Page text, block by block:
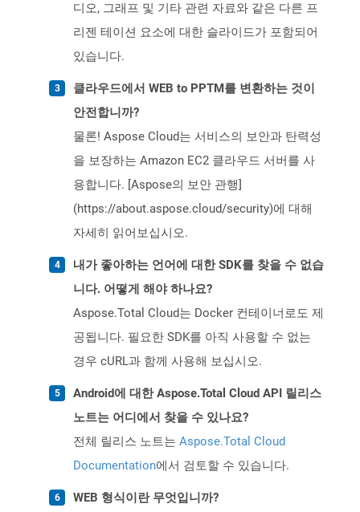
디오, 그래프 및 기타 관련 자료와 같은 다른 프
리젠 테이션 요소에 대한 슬라이드가 포함되어
있습니다.
클라우드에서 WEB to PPTM를 변환하는 것이
안전합니까?
물론! Aspose Cloud는 서비스의 보안과 탄력성
을 보장하는 Amazon EC2 클라우드 서버를 사
용합니다. [Aspose의 보안 관행]
(https://about.aspose.cloud/security)에 대해
자세히 읽어보십시오.
내가 좋아하는 언어에 대한 SDK를 찾을 수 없습
니다. 어떻게 해야 하나요?
Aspose.Total Cloud는 Docker 컨테이너로도 제
공됩니다. 필요한 SDK를 아직 사용할 수 없는
경우 cURL과 함께 사용해 보십시오.
Android에 대한 Aspose.Total Cloud API 릴리스
노트는 어디에서 찾을 수 있나요?
전체 릴리스 노트는 Aspose.Total Cloud
Documentation에서 검토할 수 있습니다.
WEB 형식이란 무엇입니까?